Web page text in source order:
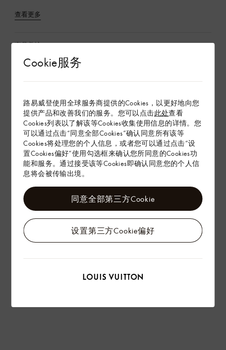
Cookie服务
路易威登使用全球服务商提供的Cookies，以更好地向您
提供产品和改善我们的服务。您可以点击此处查看
Cookies列表以了解该等Cookies收集使用信息的详情。您
可以通过点击“同意全部Cookies”确认同意所有该等
Cookies将处理您的个人信息，或者您可以通过点击“设
置Cookies偏好”使用勾选框来确认您所同意的Cookies功
能和服务。通过接受该等Cookies即确认同意您的个人信
息将会被传输出境。
设置第三方Cookie偏好
同意全部第三方Cookie
查看更多
产品养护
在专卖店内探索
配送 & 退货
赠礼